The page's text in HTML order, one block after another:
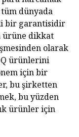
dünyada
bir garantisidir
ürüne dikkat
olarak
ürünlerini
için bir
bu şirketten
bu yüzden
ürünler için